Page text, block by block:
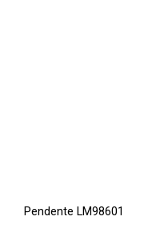
Pendente LM98601